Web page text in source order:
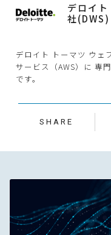
デロイ
社(DWS)
デロイト トーマツ ウェ
サービス（AWS）に 専
です。
SHARE